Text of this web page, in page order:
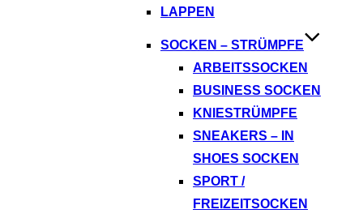
LAPPEN
SOCKEN – STRÜMPFE
ARBEITSSOCKEN
BUSINESS SOCKEN
KNIESTRÜMPFE
SNEAKERS – IN
SHOES SOCKEN
SPORT /
FREIZEITSOCKEN